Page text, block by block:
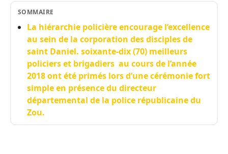
SOMMAIRE
La hiérarchie policière encourage l’excellence
au sein de la corporation des disciples de
saint Daniel. soixante-dix (70) meilleurs
policiers et brigadiers au cours de l’année
2018 ont été primés lors d’une cérémonie fort
simple en présence du directeur
départemental de la police républicaine du
Zou.